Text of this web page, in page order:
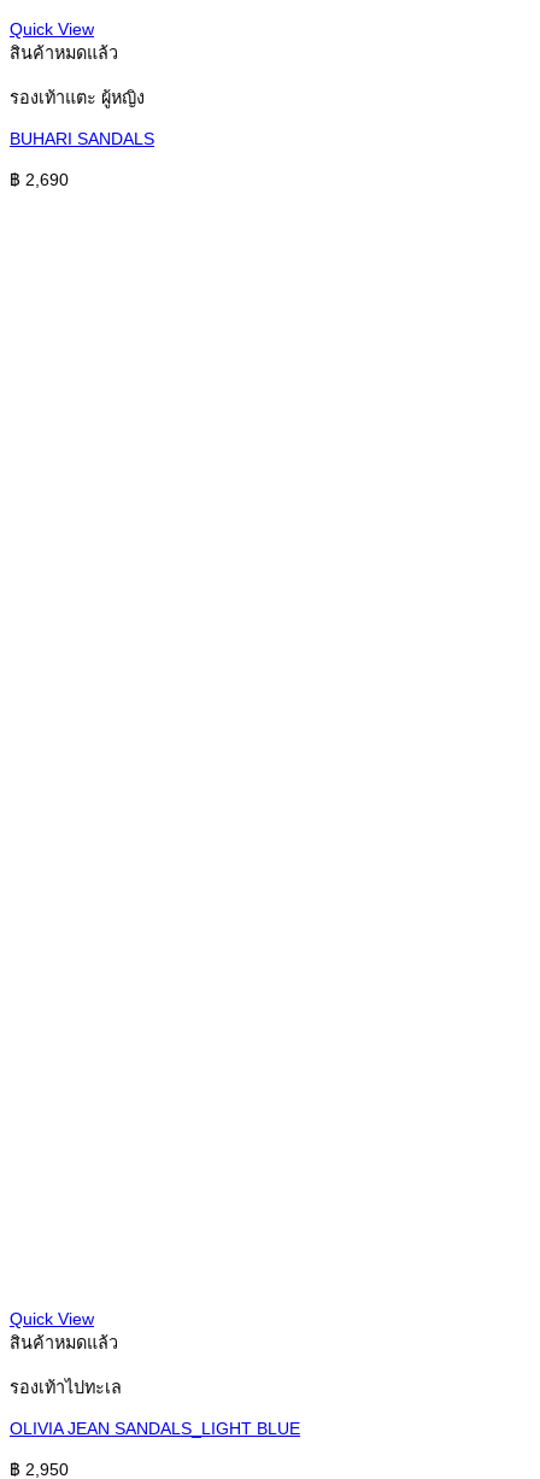
Quick View
สินค้าหมดแล้ว
รองเท้าแตะ ผู้หญิง
BUHARI SANDALS
฿ 2,690
Quick View
สินค้าหมดแล้ว
รองเท้าไปทะเล
OLIVIA JEAN SANDALS_LIGHT BLUE
฿ 2,950